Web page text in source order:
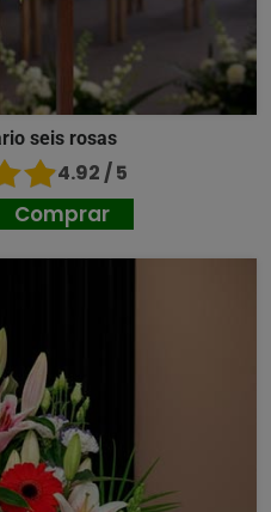
seis rosas
4.92 / 5
Comprar